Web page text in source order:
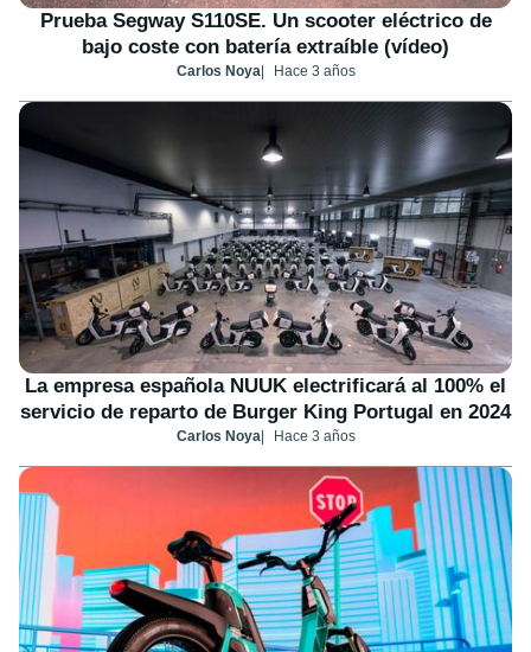
Prueba Segway S110SE. Un scooter eléctrico de
bajo coste con batería extraíble (vídeo)
Carlos Noya Hace 3 años
La empresa española NUUK electrificará al 100% el
servicio de reparto de Burger King Portugal en 2024
Carlos Noya Hace 3 años